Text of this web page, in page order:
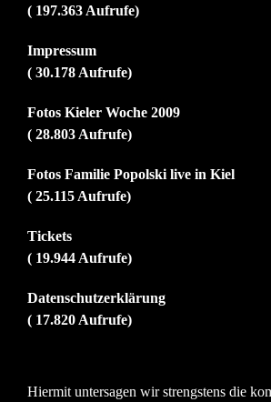
( 197.363 Aufrufe)
Impressum
( 30.178 Aufrufe)
Fotos Kieler Woche 2009
( 28.803 Aufrufe)
Fotos Familie Popolski live in Kiel
( 25.115 Aufrufe)
Tickets
( 19.944 Aufrufe)
Datenschutzerklärung
( 17.820 Aufrufe)
Hiermit untersagen wir strengstens die